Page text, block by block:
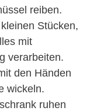
reiben.
Stücken,
mit
verarbeiten.
den Händen
wickeln.
ruhen